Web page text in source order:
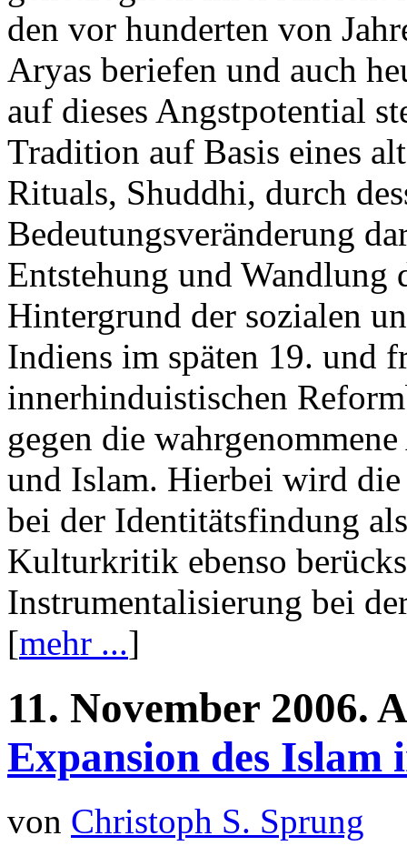
den vor hunderten von
Aryas beriefen und auch
auf dieses Angstpotential
Tradition auf Basis eines
Rituals, Shuddhi, durch
Bedeutungsveränderung
Entstehung und Wandlung
Hintergrund der sozialen
Indiens im späten 19. und
innerhinduistischen
gegen die
und Islam. Hierbei wird
bei der Identitätsfindung
Kulturkritik ebenso
Instrumentalisierung bei
[mehr ...]
11. November 2006.
Expansion des Islam
von Christoph S. Sprung